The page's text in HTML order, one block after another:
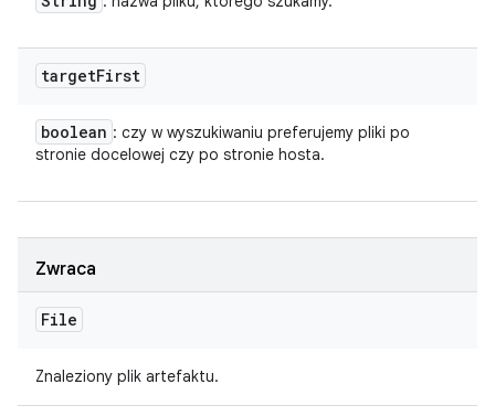
targetFirst
boolean : czy w wyszukiwaniu preferujemy pliki po
stronie docelowej czy po stronie hosta.
Zwraca
File
Znaleziony plik artefaktu.